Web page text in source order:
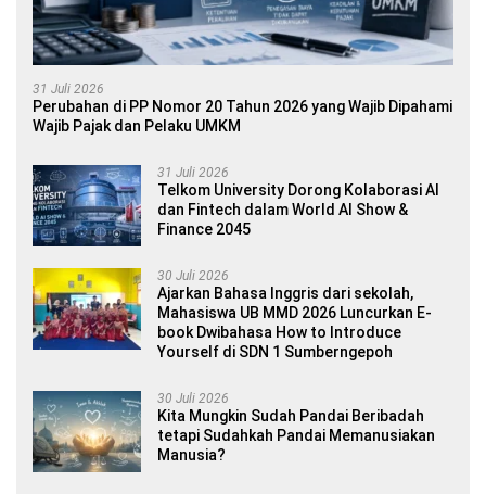
31 Juli 2026
Perubahan di PP Nomor 20 Tahun 2026 yang Wajib Dipahami
Wajib Pajak dan Pelaku UMKM
31 Juli 2026
Telkom University Dorong Kolaborasi AI
dan Fintech dalam World AI Show &
Finance 2045
30 Juli 2026
Ajarkan Bahasa Inggris dari sekolah,
Mahasiswa UB MMD 2026 Luncurkan E-
book Dwibahasa How to Introduce
Yourself di SDN 1 Sumberngepoh
30 Juli 2026
Kita Mungkin Sudah Pandai Beribadah
tetapi Sudahkah Pandai Memanusiakan
Manusia?